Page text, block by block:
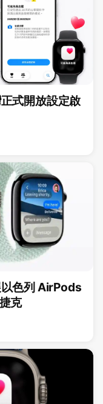
式開放設定啟
色列 AirPods
克